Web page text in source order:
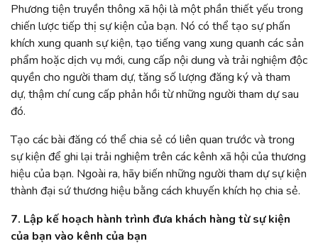
Phương tiện truyền thông xã hội là một phần thiết yếu trong
chiến lược tiếp thị sự kiện của bạn. Nó có thể tạo sự phấn
khích xung quanh sự kiện, tạo tiếng vang xung quanh các sản
phẩm hoặc dịch vụ mới, cung cấp nội dung và trải nghiệm độc
quyền cho người tham dự, tăng số lượng đăng ký và tham
dự, thậm chí cung cấp phản hồi từ những người tham dự sau
đó.
Tạo các bài đăng có thể chia sẻ có liên quan trước và trong
sự kiện để ghi lại trải nghiệm trên các kênh xã hội của thương
hiệu của bạn. Ngoài ra, hãy biến những người tham dự sự kiện
thành đại sứ thương hiệu bằng cách khuyến khích họ chia sẻ.
7. Lập kế hoạch hành trình đưa khách hàng từ sự kiện
của bạn vào kênh của bạn